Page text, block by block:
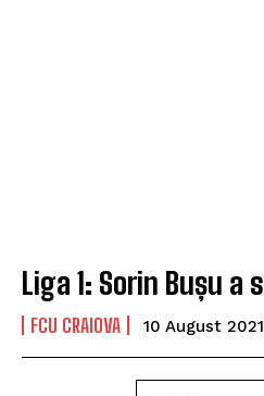
Liga 1: Sorin Bușu a
FCU CRAIOVA 10 August 2021